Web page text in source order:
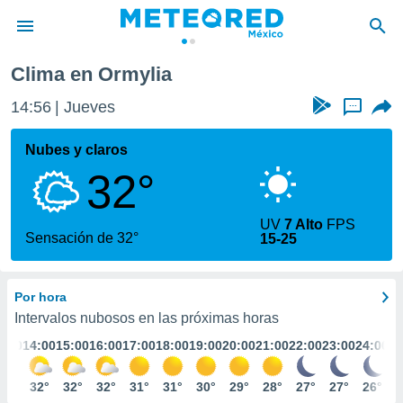
de
ha sido
calidad.
a este
las
y
digital
basada
Clima en Ormylia
14:56 Jueves ...
Nubes y claros
32°
Sensación de 32°
UV7 Alto FPS
15-25
Por hora
Intervalos nubosos en las próximas horas
14:00
32°
15:00
32°
16:00
32°
17:00
31°
18:00
31°
19:00
30°
20:00
29°
21:00
28°
22:00
27°
23:00
27°
24:00
26°